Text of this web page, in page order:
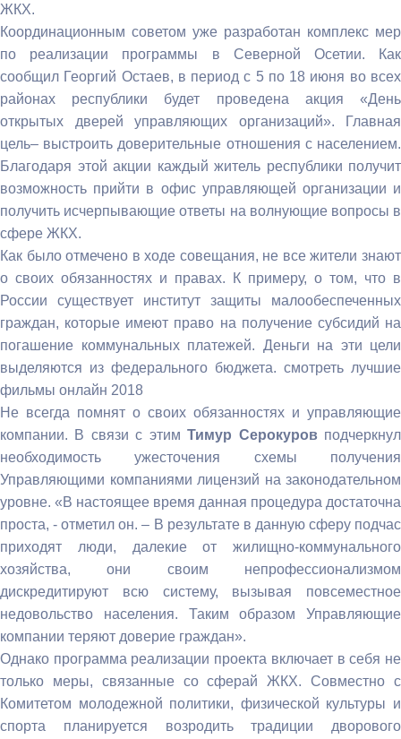
ЖКХ.
Координационным советом уже разработан комплекс мер
по реализации программы в Северной Осетии. Как
сообщил Георгий Остаев, в период с 5 по 18 июня во всех
районах республики будет проведена акция «День
открытых дверей управляющих организаций». Главная
цель– выстроить доверительные отношения с населением.
Благодаря этой акции каждый житель республики получит
возможность прийти в офис управляющей организации и
получить исчерпывающие ответы на волнующие вопросы в
сфере ЖКХ.
Как было отмечено в ходе совещания, не все жители знают
о своих обязанностях и правах. К примеру, о том, что в
России существует институт защиты малообеспеченных
граждан, которые имеют право на получение субсидий на
погашение коммунальных платежей. Деньги на эти цели
выделяются из федерального бюджета. смотреть лучшие
фильмы онлайн 2018
Не всегда помнят о своих обязанностях и управляющие
компании. В связи с этимТимур Серокуровподчеркнул
необходимость ужесточения схемы получения
Управляющими компаниями лицензий на законодательном
уровне. «В настоящее время данная процедура достаточна
проста, - отметил он. – В результате в данную сферу подчас
приходят люди, далекие от жилищно-коммунального
хозяйства, они своим непрофессионализмом
дискредитируют всю систему, вызывая повсеместное
недовольство населения. Таким образом Управляющие
компании теряют доверие граждан».
Однако программа реализации проекта включает в себя не
только меры, связанные со сферай ЖКХ. Совместно с
Комитетом молодежной политики, физической культуры и
спорта планируется возродить традиции дворового